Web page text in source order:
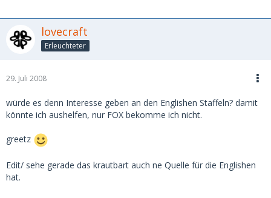
lovecraft
Erleuchteter
29. Juli 2008
würde es denn Interesse geben an den Englishen Staffeln? damit
könnte ich aushelfen, nur FOX bekomme ich nicht.
greetz
Edit/ sehe gerade das krautbart auch ne Quelle für die Englishen
hat.